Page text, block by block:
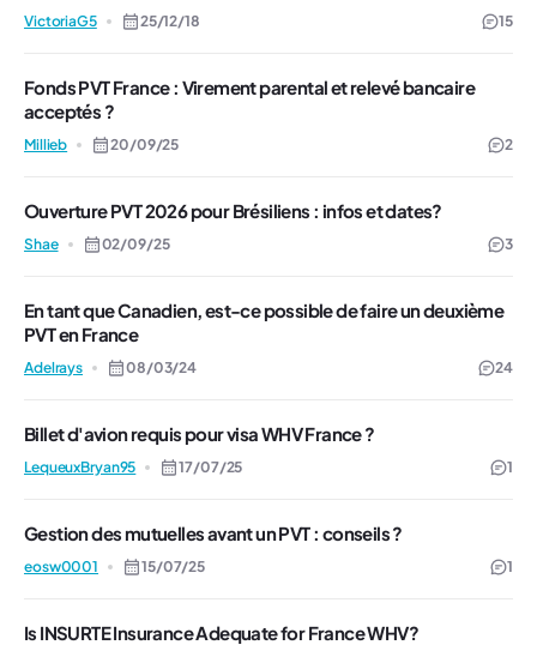
VictoriaG5 25/12/18 15
Fonds PVT France : Virement parental et relevé bancaire
acceptés ?
Millieb 20/09/25 2
Ouverture PVT 2026 pour Brésiliens : infos et dates?
Shae 02/09/25 3
En tant que Canadien, est-ce possible de faire un deuxième
PVT en France
Adelrays 08/03/24 24
Billet d'avion requis pour visa WHV France ?
LequeuxBryan95 17/07/25 1
Gestion des mutuelles avant un PVT : conseils ?
eosw0001 15/07/25 1
Is INSURTE Insurance Adequate for France WHV?